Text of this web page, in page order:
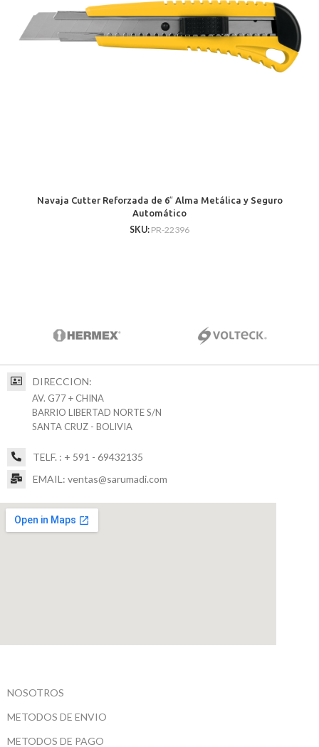
Navaja Cutter Reforzada de 6″ Alma Metálica y Seguro
Automático
SKU: PR-22396
DIRECCION:
AV. G77 + CHINA
BARRIO LIBERTAD NORTE S/N
SANTA CRUZ - BOLIVIA
TELF. : + 591 - 69432135
EMAIL: ventas@sarumadi.com
NOSOTROS
METODOS DE ENVIO
METODOS DE PAGO